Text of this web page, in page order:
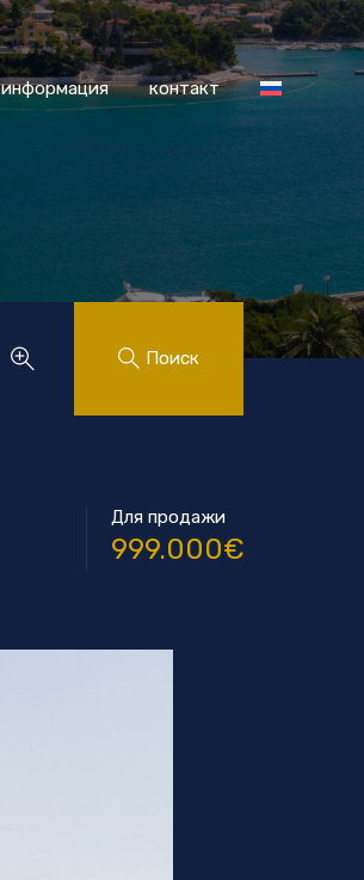
и информация контакт
контакт
Поиск
Для продажи
999.000€